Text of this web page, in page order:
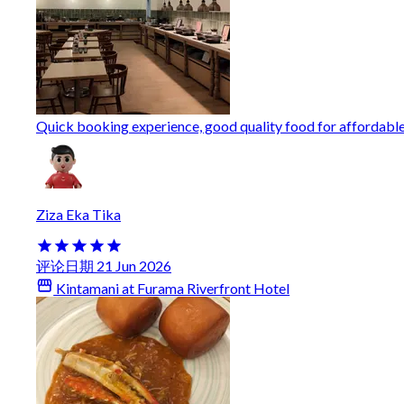
Quick booking experience, good quality food for
Ziza Eka Tika
评论日期 21 Jun 2026
Kintamani at Furama Riverfront Hotel